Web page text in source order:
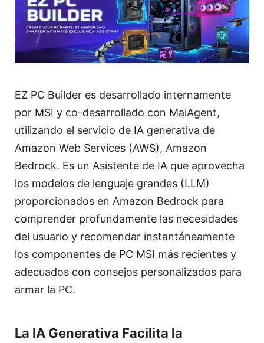
EZ PC Builder es desarrollado internamente
por MSI y co-desarrollado con MaiAgent,
utilizando el servicio de IA generativa de
Amazon Web Services (AWS), Amazon
Bedrock. Es un Asistente de IA que aprovecha
los modelos de lenguaje grandes (LLM)
proporcionados en Amazon Bedrock para
comprender profundamente las necesidades
del usuario y recomendar instantáneamente
los componentes de PC MSI más recientes y
adecuados con consejos personalizados para
armar la PC.
La IA Generativa Facilita la